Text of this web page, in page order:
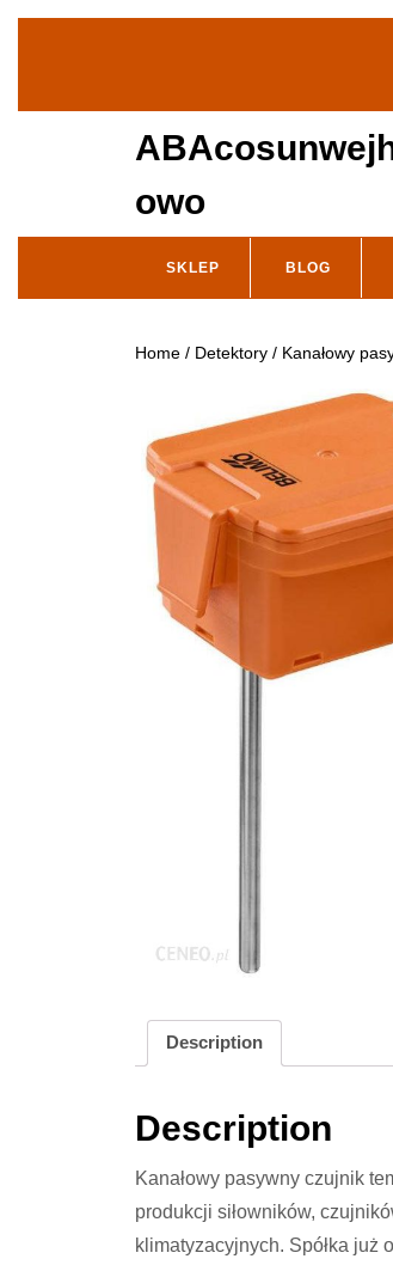
owo
SKLEP BLOG
Home / Detektory / Kanałowy
Description
Description
Kanałowy pasywny czujnik
produkcji siłowników,
klimatyzacyjnych. Spółka już